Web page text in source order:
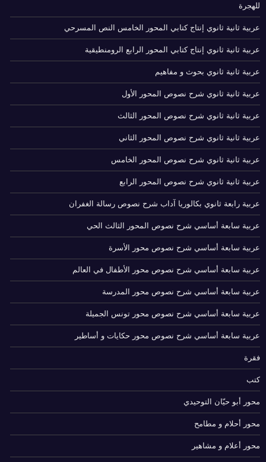
للهجرة
عربية ثانية ثانوي إنتاج كتابي المحور الخامس النص المسرحي
عربية ثانية ثانوي إنتاج كتابي المحور الرابع الرومنطيقية
عربية ثانية ثانوي بحوث و مفاهيم
عربية ثانية ثانوي شرح نصوص المحور الأول
عربية ثانية ثانوي شرح نصوص المحور الثالث
عربية ثانية ثانوي شرح نصوص المحور الثاني
عربية ثانية ثانوي شرح نصوص المحور الخامس
عربية ثانية ثانوي شرح نصوص المحور الرابع
عربية رابعة ثانوي بكالوريا آداب شرح نصوص رسالة الغفران
عربية سابعة أساسي شرح نصوص المحور الثالث الحي
عربية سابعة أساسي شرح نصوص محور الأسرة
عربية سابعة أساسي شرح نصوص محور الأطفال في العالم
عربية سابعة أساسي شرح نصوص محور المدرسة
عربية سابعة أساسي شرح نصوص محور تونس الجميلة
عربية سابعة أساسي شرح نصوص محور حكايات و أساطير
فقرة
كتب
محور أبو حيّان التوحيدي
محور أحلام و مطامح
محور أعلام و مشاهير